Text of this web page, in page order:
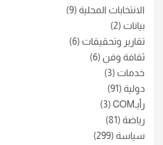
الانتخابات المحلية (9)
بيانات (2)
تقارير وتحقيقات (6)
ثقافة وفن (6)
خدمات (3)
دولية (91)
رأيـCOM
(3)
رياضة (81)
سياسة (299)